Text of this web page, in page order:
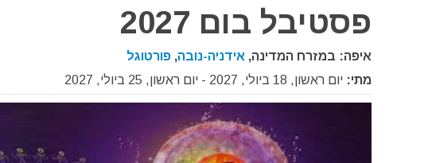
פסטיבל בום 2027
איפה: במזרח המדינה, אידניה-נובה, פורטוגל
מתי: יום ראשון, 18 ביולי, 2027 - יום ראשון, 25 ביולי, 2027